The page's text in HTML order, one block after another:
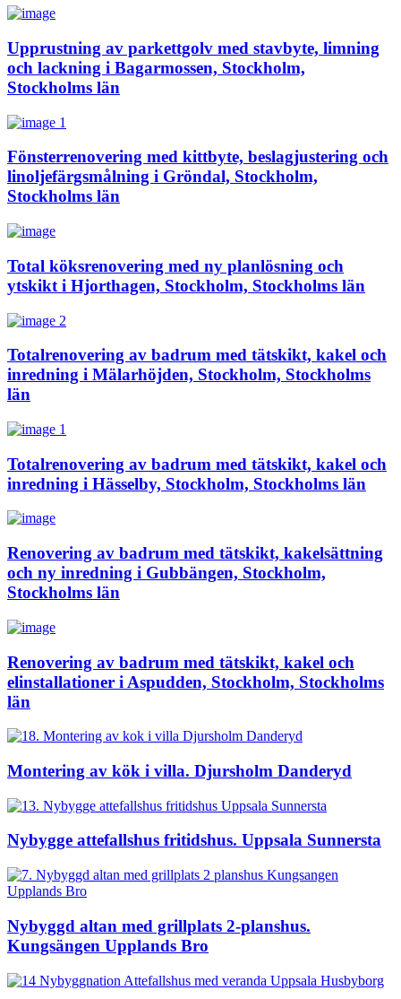
Upprustning av parkettgolv med stavbyte, limning
och lackning i Bagarmossen, Stockholm,
Stockholms län
Fönsterrenovering med kittbyte, beslagjustering och
linoljefärgsmålning i Gröndal, Stockholm,
Stockholms län
Total köksrenovering med ny planlösning och
ytskikt i Hjorthagen, Stockholm, Stockholms län
Totalrenovering av badrum med tätskikt, kakel och
inredning i Mälarhöjden, Stockholm, Stockholms
län
Totalrenovering av badrum med tätskikt, kakel och
inredning i Hässelby, Stockholm, Stockholms län
Renovering av badrum med tätskikt, kakelsättning
och ny inredning i Gubbängen, Stockholm,
Stockholms län
Renovering av badrum med tätskikt, kakel och
elinstallationer i Aspudden, Stockholm, Stockholms
län
Montering av kök i villa. Djursholm Danderyd
Nybygge attefallshus fritidshus. Uppsala Sunnersta
Nybyggd altan med grillplats 2-planshus.
Kungsängen Upplands Bro